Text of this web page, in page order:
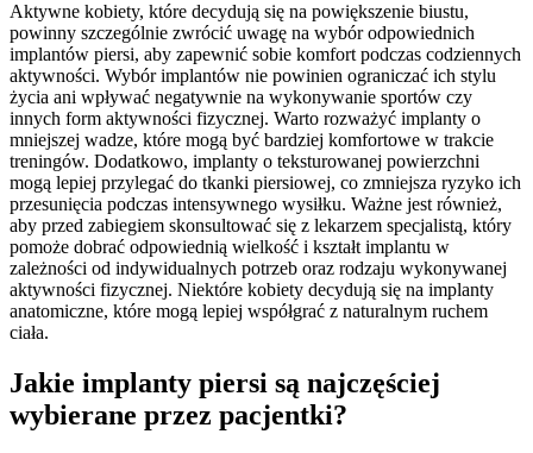
Aktywne kobiety, które decydują się na powiększenie biustu,
powinny szczególnie zwrócić uwagę na wybór odpowiednich
implantów piersi, aby zapewnić sobie komfort podczas codziennych
aktywności. Wybór implantów nie powinien ograniczać ich stylu
życia ani wpływać negatywnie na wykonywanie sportów czy
innych form aktywności fizycznej. Warto rozważyć implanty o
mniejszej wadze, które mogą być bardziej komfortowe w trakcie
treningów. Dodatkowo, implanty o teksturowanej powierzchni
mogą lepiej przylegać do tkanki piersiowej, co zmniejsza ryzyko ich
przesunięcia podczas intensywnego wysiłku. Ważne jest również,
aby przed zabiegiem skonsultować się z lekarzem specjalistą, który
pomoże dobrać odpowiednią wielkość i kształt implantu w
zależności od indywidualnych potrzeb oraz rodzaju wykonywanej
aktywności fizycznej. Niektóre kobiety decydują się na implanty
anatomiczne, które mogą lepiej współgrać z naturalnym ruchem
ciała.
Jakie implanty piersi są najczęściej
wybierane przez pacjentki?